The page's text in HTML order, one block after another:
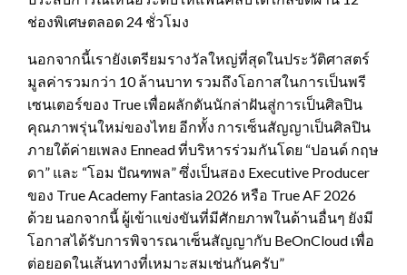
ช่องพิเศษตลอด 24 ชั่วโมง
นอกจากนี้เรายังเตรียมรางวัลใหญ่ที่สุดในประวัติศาสตร์
มูลค่ารวมกว่า 10 ล้านบาท รวมถึงโอกาสในการเป็นพรี
เซนเตอร์ของ True เพื่อผลักดันนักล่าฝันสู่การเป็นศิลปิน
คุณภาพรุ่นใหม่ของไทย อีกทั้ง การเซ็นสัญญาเป็นศิลปิน
ภายใต้ค่ายเพลง Ennead ที่บริหารร่วมกันโดย “ปอนด์ กฤษ
ดา” และ “โอม ปัณฑพล” ซึ่งเป็นสอง Executive Producer
ของ True Academy Fantasia 2026 หรือ True AF 2026
ด้วย นอกจากนี้ ผู้เข้าแข่งขันที่มีศักยภาพในด้านอื่นๆ ยังมี
โอกาสได้รับการพิจารณาเซ็นสัญญากับ BeOnCloud เพื่อ
ต่อยอดในเส้นทางที่เหมาะสมเช่นกันครับ”